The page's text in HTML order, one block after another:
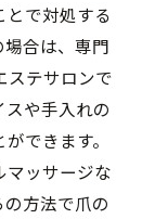
で対処する
合は、専門
ステサロンで
や手入れの
できます。
マッサージな
方法で爪の